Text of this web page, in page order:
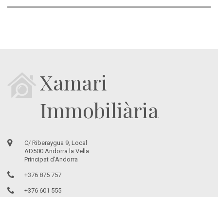
Xamari
Immobiliària
C/ Riberaygua 9, Local
AD500 Andorra la Vella
Principat d'Andorra
+376 875 757
+376 601 555